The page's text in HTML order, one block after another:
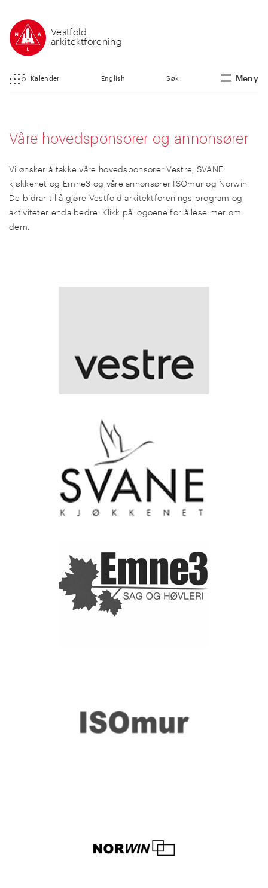
Vestfold
arkitektforening
Kalender English Søk Meny
Våre hovedsponsorer og annonsører
Vi ønsker å takke våre hovedsponsorer Vestre, SVANE
kjøkkenet og Emne3 og våre annonsører ISOmur og Norwin.
De bidrar til å gjøre Vestfold arkitektforenings program og
aktiviteter enda bedre. Klikk på logoene for å lese mer om
dem: